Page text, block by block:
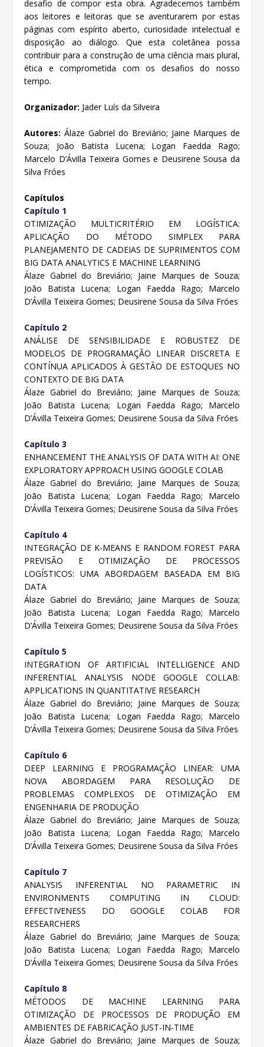
desafio de compor esta obra. Agradecemos também
aos leitores e leitoras que se aventurarem por estas
páginas com espírito aberto, curiosidade intelectual e
disposição ao diálogo. Que esta coletânea possa
contribuir para a construção de uma ciência mais plural,
ética e comprometida com os desafios do nosso
tempo.
Organizador: Jader Luís da Silveira
Autores: Álaze Gabriel do Breviário; Jaine Marques de
Souza; João Batista Lucena; Logan Faedda Rago;
Marcelo D’Ávilla Teixeira Gomes e Deusirene Sousa da
Silva Fróes
Capítulos
Capítulo 1
OTIMIZAÇÃO MULTICRITÉRIO EM LOGÍSTICA:
APLICAÇÃO DO MÉTODO SIMPLEX PARA
PLANEJAMENTO DE CADEIAS DE SUPRIMENTOS COM
BIG DATA ANALYTICS E MACHINE LEARNING
Álaze Gabriel do Breviário; Jaine Marques de Souza;
João Batista Lucena; Logan Faedda Rago; Marcelo
D’Ávilla Teixeira Gomes; Deusirene Sousa da Silva Fróes
Capítulo 2
ANÁLISE DE SENSIBILIDADE E ROBUSTEZ DE
MODELOS DE PROGRAMAÇÃO LINEAR DISCRETA E
CONTÍNUA APLICADOS À GESTÃO DE ESTOQUES NO
CONTEXTO DE BIG DATA
Álaze Gabriel do Breviário; Jaine Marques de Souza;
João Batista Lucena; Logan Faedda Rago; Marcelo
D’Ávilla Teixeira Gomes; Deusirene Sousa da Silva Fróes
Capítulo 3
ENHANCEMENT THE ANALYSIS OF DATA WITH AI: ONE
EXPLORATORY APPROACH USING GOOGLE COLAB
Álaze Gabriel do Breviário; Jaine Marques de Souza;
João Batista Lucena; Logan Faedda Rago; Marcelo
D’Ávilla Teixeira Gomes; Deusirene Sousa da Silva Fróes
Capítulo 4
INTEGRAÇÃO DE K-MEANS E RANDOM FOREST PARA
PREVISÃO E OTIMIZAÇÃO DE PROCESSOS
LOGÍSTICOS: UMA ABORDAGEM BASEADA EM BIG
DATA
Álaze Gabriel do Breviário; Jaine Marques de Souza;
João Batista Lucena; Logan Faedda Rago; Marcelo
D’Ávilla Teixeira Gomes; Deusirene Sousa da Silva Fróes
Capítulo 5
INTEGRATION OF ARTIFICIAL INTELLIGENCE AND
INFERENTIAL ANALYSIS NODE GOOGLE COLLAB:
APPLICATIONS IN QUANTITATIVE RESEARCH
Álaze Gabriel do Breviário; Jaine Marques de Souza;
João Batista Lucena; Logan Faedda Rago; Marcelo
D’Ávilla Teixeira Gomes; Deusirene Sousa da Silva Fróes
Capítulo 6
DEEP LEARNING E PROGRAMAÇÃO LINEAR: UMA
NOVA ABORDAGEM PARA RESOLUÇÃO DE
PROBLEMAS COMPLEXOS DE OTIMIZAÇÃO EM
ENGENHARIA DE PRODUÇÃO
Álaze Gabriel do Breviário; Jaine Marques de Souza;
João Batista Lucena; Logan Faedda Rago; Marcelo
D’Ávilla Teixeira Gomes; Deusirene Sousa da Silva Fróes
Capítulo 7
ANALYSIS INFERENTIAL NO PARAMETRIC IN
ENVIRONMENTS COMPUTING IN CLOUD:
EFFECTIVENESS DO GOOGLE COLAB FOR
RESEARCHERS
Álaze Gabriel do Breviário; Jaine Marques de Souza;
João Batista Lucena; Logan Faedda Rago; Marcelo
D’Ávilla Teixeira Gomes; Deusirene Sousa da Silva Fróes
Capítulo 8
MÉTODOS DE MACHINE LEARNING PARA
OTIMIZAÇÃO DE PROCESSOS DE PRODUÇÃO EM
AMBIENTES DE FABRICAÇÃO JUST-IN-TIME
Álaze Gabriel do Breviário; Jaine Marques de Souza;